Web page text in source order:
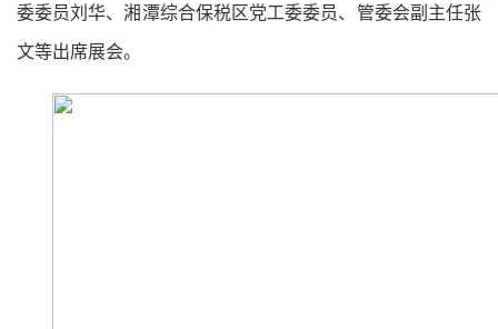
委委员刘华、湘潭综合保税区党工委委员、管委会副主任张
文等出席展会。